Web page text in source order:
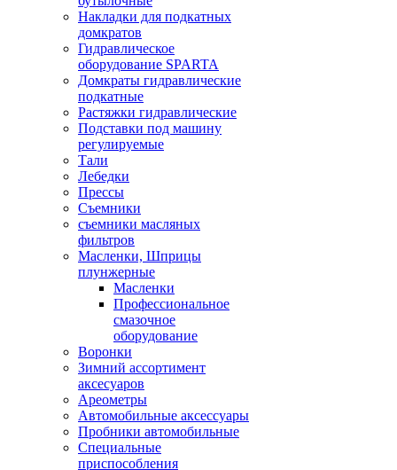
Накладки для подкатных
домкратов
Гидравлическое
оборудование SPARTA
Домкраты гидравлические
подкатные
Растяжки гидравлические
Подставки под машину
регулируемые
Тали
Лебедки
Прессы
Съемники
съемники масляных
фильтров
Масленки, Шприцы
плунжерные
Масленки
Профессиональное
смазочное
оборудование
Воронки
Зимний ассортимент
аксесуаров
Ареометры
Автомобильные аксессуары
Пробники автомобильные
Специальные
приспособления